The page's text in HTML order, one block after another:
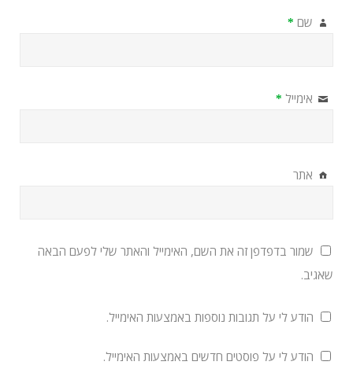
שם *
אימייל *
אתר
שמור בדפדפן זה את השם, האימייל והאתר שלי לפעם הבאה
שאגיב.
הודע לי על תגובות נוספות באמצעות האימייל.
הודע לי על פוסטים חדשים באמצעות האימייל.